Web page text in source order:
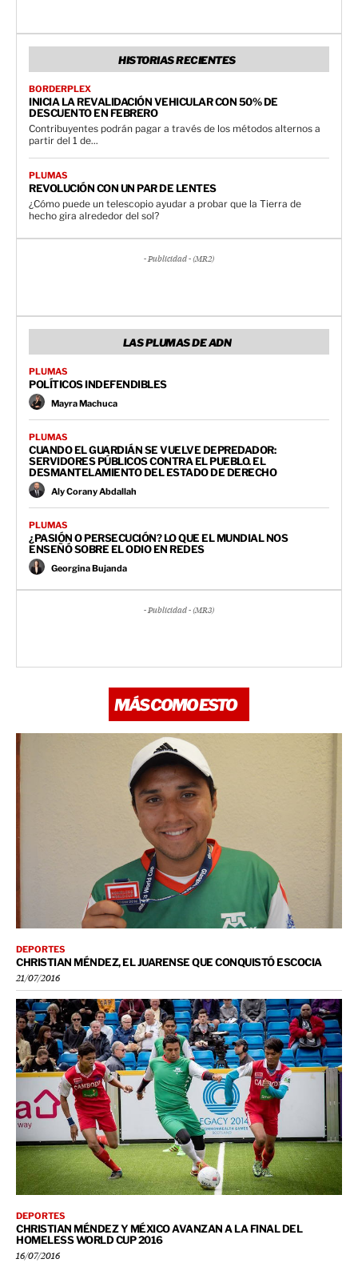
HISTORIAS RECIENTES
BORDERPLEX
INICIA LA REVALIDACIÓN VEHICULAR CON 50% DE
DESCUENTO EN FEBRERO
Contribuyentes podrán pagar a través de los métodos alternos a
partir del 1 de...
PLUMAS
REVOLUCIÓN CON UN PAR DE LENTES
¿Cómo puede un telescopio ayudar a probar que la Tierra de
hecho gira alrededor del sol?
- Publicidad - (MR2)
LAS PLUMAS DE ADN
PLUMAS
POLÍTICOS INDEFENDIBLES
Mayra Machuca
PLUMAS
CUANDO EL GUARDIÁN SE VUELVE DEPREDADOR:
SERVIDORES PÚBLICOS CONTRA EL PUEBLO. EL
DESMANTELAMIENTO DEL ESTADO DE DERECHO
Aly Corany Abdallah
PLUMAS
¿PASIÓN O PERSECUCIÓN? LO QUE EL MUNDIAL NOS
ENSEÑÓ SOBRE EL ODIO EN REDES
Georgina Bujanda
- Publicidad - (MR3)
MÁS COMO ESTO
DEPORTES
CHRISTIAN MÉNDEZ, EL JUARENSE QUE CONQUISTÓ ESCOCIA
21/07/2016
DEPORTES
CHRISTIAN MÉNDEZ Y MÉXICO AVANZAN A LA FINAL DEL
HOMELESS WORLD CUP 2016
16/07/2016